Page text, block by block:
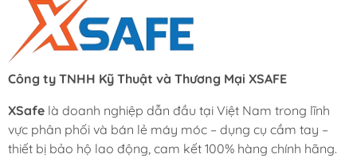
Công ty TNHH Kỹ Thuật và Thương Mại XSAFE
XSafe là doanh nghiệp dẫn đầu tại Việt Nam trong lĩnh
vực phân phối và bán lẻ máy móc – dụng cụ cầm tay –
thiết bị bảo hộ lao động, cam kết 100% hàng chính hãng.